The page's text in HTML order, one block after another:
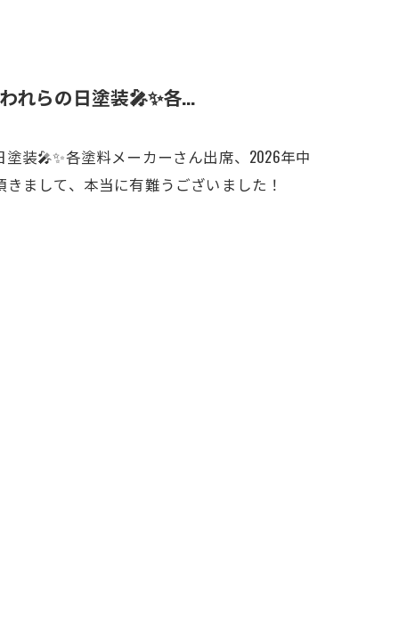
れらの日塗装🎤✨各...
装🎤✨各塗料メーカーさん出席、2026年中
まして、本当に有難うございました！